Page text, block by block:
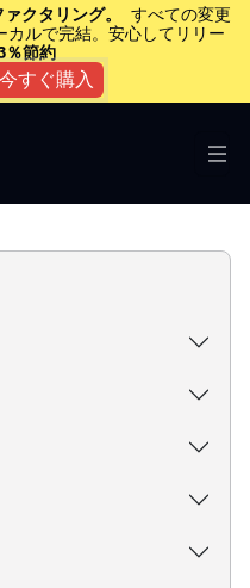
クタリング。
すべての変更
ルで完結。安心してリリー
％節約
今すぐ購入